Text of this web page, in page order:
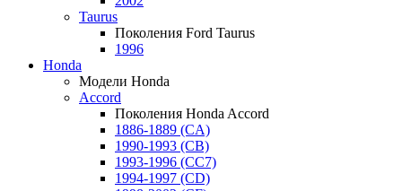
Taurus
Поколения Ford Taurus
1996
Honda
Модели Honda
Accord
Поколения Honda Accord
1886-1889 (CA)
1990-1993 (CB)
1993-1996 (CC7)
1994-1997 (CD)